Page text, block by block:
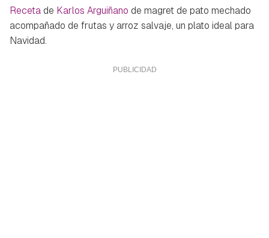
Recetade Karlos Arguiñano de magret de pato mechado
acompañado de frutas y arroz salvaje, un plato ideal para
Navidad.